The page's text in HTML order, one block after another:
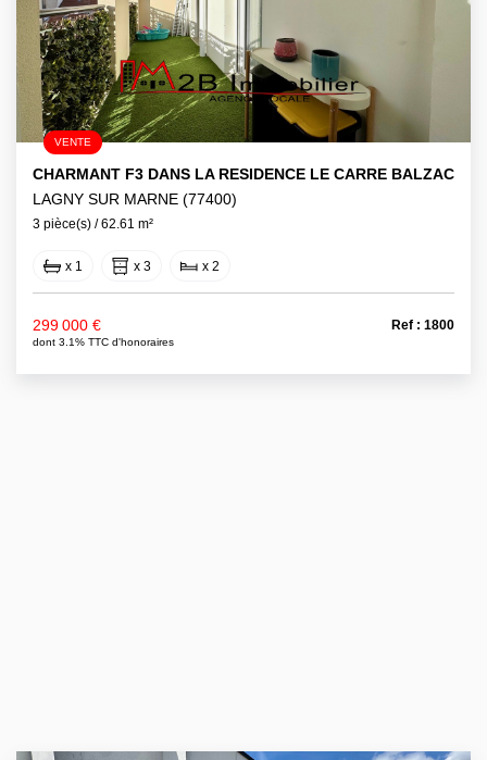
VENTE
CHARMANT F3 DANS LA RESIDENCE LE CARRE BALZAC
LAGNY SUR MARNE (77400)
3 pièce(s) / 62.61 m²
x 1 x 3 x 2
299 000 €
dont 3.1% TTC d'honoraires
Ref : 1800